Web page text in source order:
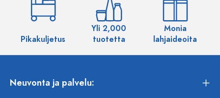
Pikakuljetus
Yli 2,000
tuotetta
Monia
lahjaideoita
Neuvonta ja palvelu: